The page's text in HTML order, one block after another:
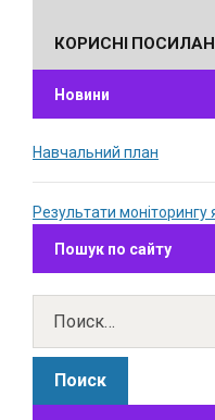
КОРИСНІ
Новини
Навчальний план
Результати моніторингу
Пошук по сайту